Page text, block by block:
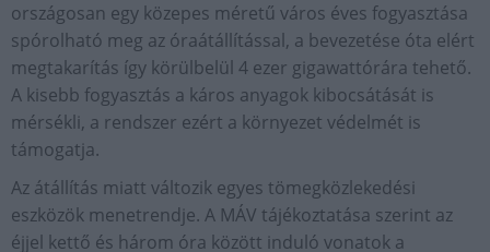
országosan egy közepes méretű város éves fogyasztása
spórolható meg az óraátállítással, a bevezetése óta elért
megtakarítás így körülbelül 4 ezer gigawattórára tehető.
A kisebb fogyasztás a káros anyagok kibocsátását is
mérsékli, a rendszer ezért a környezet védelmét is
támogatja.
Az átállítás miatt változik egyes tömegközlekedési
eszközök menetrendje. A MÁV tájékoztatása szerint az
éjjel kettő és három óra között induló vonatok a